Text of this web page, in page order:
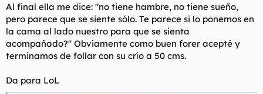
Al final ella me dice: "no tiene hambre, no tiene sueño,
pero parece que se siente sólo. Te parece si lo ponemos en
la cama al lado nuestro para que se sienta
acompañado?" Obviamente como buen forer acepté y
terminamos de follar con su crío a 50 cms.
Da para LoL